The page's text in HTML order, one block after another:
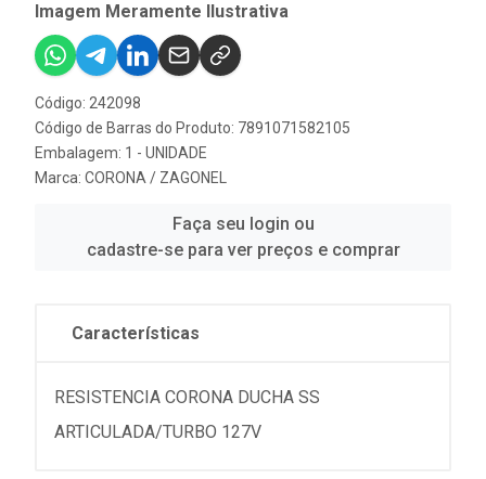
Imagem Meramente Ilustrativa
Código: 242098
Código de Barras do Produto: 7891071582105
Embalagem: 1 - UNIDADE
Marca: CORONA / ZAGONEL
Faça seu login ou
cadastre-se para ver preços e comprar
Características
RESISTENCIA CORONA DUCHA SS
ARTICULADA/TURBO 127V